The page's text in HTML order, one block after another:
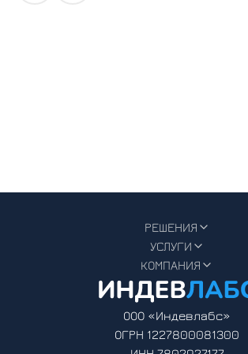
РЕШЕНИЯ
УСЛУГИ
КОМПАНИЯ
ООО «Индевлабс»
ОГРН 1227800081300